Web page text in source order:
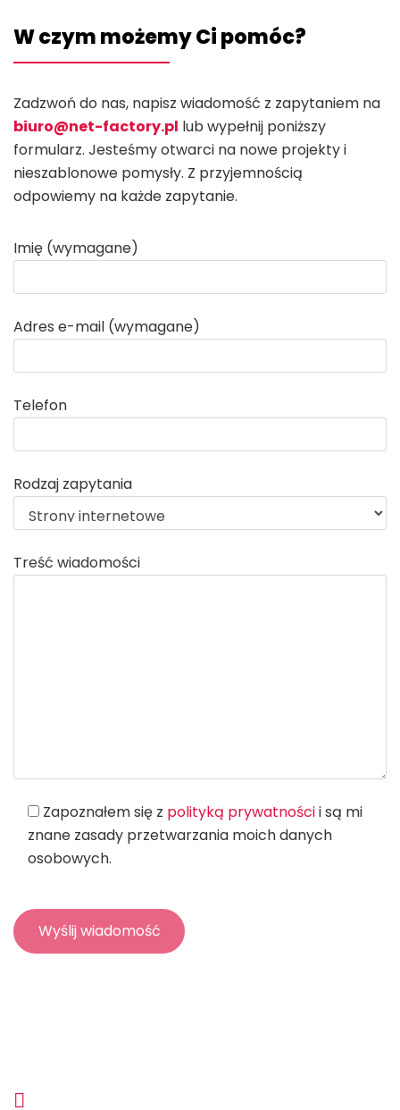
W czym możemy Ci pomóc?
Zadzwoń do nas, napisz wiadomość z zapytaniem na
biuro@net-factory.pl lub wypełnij poniższy
formularz. Jesteśmy otwarci na nowe projekty i
nieszablonowe pomysły. Z przyjemnością
odpowiemy na każde zapytanie.
Imię (wymagane)
Adres e-mail (wymagane)
Telefon
Rodzaj zapytania
Treść wiadomości
Zapoznałem się z polityką prywatnościi są mi
znane zasady przetwarzania moich danych
osobowych.